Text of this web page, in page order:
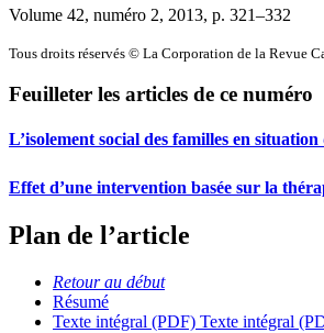
Volume 42, numéro 2, 2013, p. 321–332
Tous droits réservés © La Corporation de la Revue
Feuilleter les articles de ce numéro
L’isolement social des familles en
Effet d’une intervention basée sur la
Plan de l’article
Retour au début
Résumé
Texte intégral (PDF) Texte intégral